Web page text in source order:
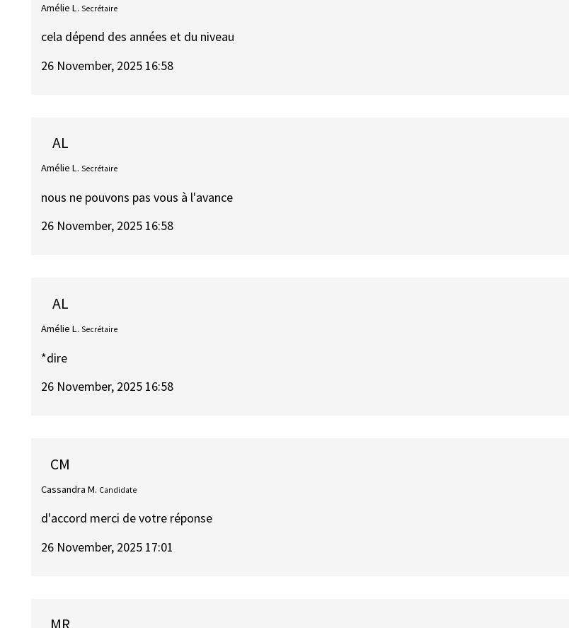
Amélie L. Secrétaire
cela dépend des années et du niveau
26 November, 2025 16:58
AL
Amélie L. Secrétaire
nous ne pouvons pas vous à l'avance
26 November, 2025 16:58
AL
Amélie L. Secrétaire
*dire
26 November, 2025 16:58
CM
Cassandra M. Candidate
d'accord merci de votre réponse
26 November, 2025 17:01